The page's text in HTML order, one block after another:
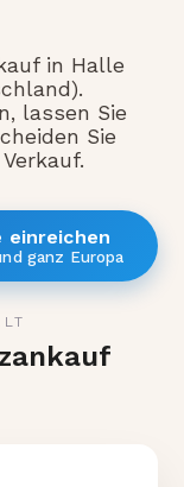
in Halle
lassen Sie
Sie
ganz Europa